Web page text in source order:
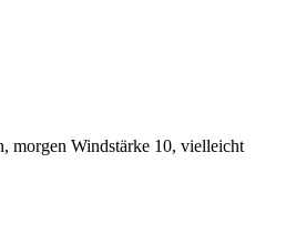
morgen Windstärke 10, vielleicht